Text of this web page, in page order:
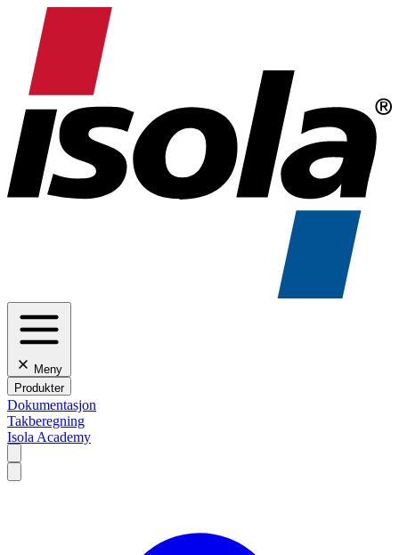
Meny
Produkter
Dokumentasjon
Takberegning
Isola Academy